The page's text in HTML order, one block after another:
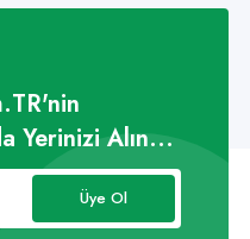
Yerinizi Alın...
Üye Ol